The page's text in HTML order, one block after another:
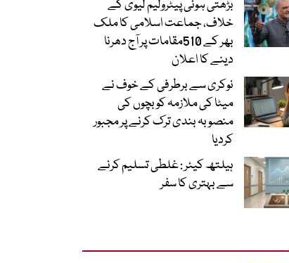
بڑھتی ہوئی پیٹرولیم لیوی کے
خلاف، جماعت اسلامی کا ملک
بھر کے 510مقامات پر آج دھرنا
دینے کا اعلان
نوکری سے برطرفی کے خوف نے
میٹا کی ملازمہ کو بچوں کی
منصوبہ بندی ترک کرنے پر مجبور
کردیا
ہیلتھ کیئر : غلطی تسلیم کرنے
سے بہتری کا سفر